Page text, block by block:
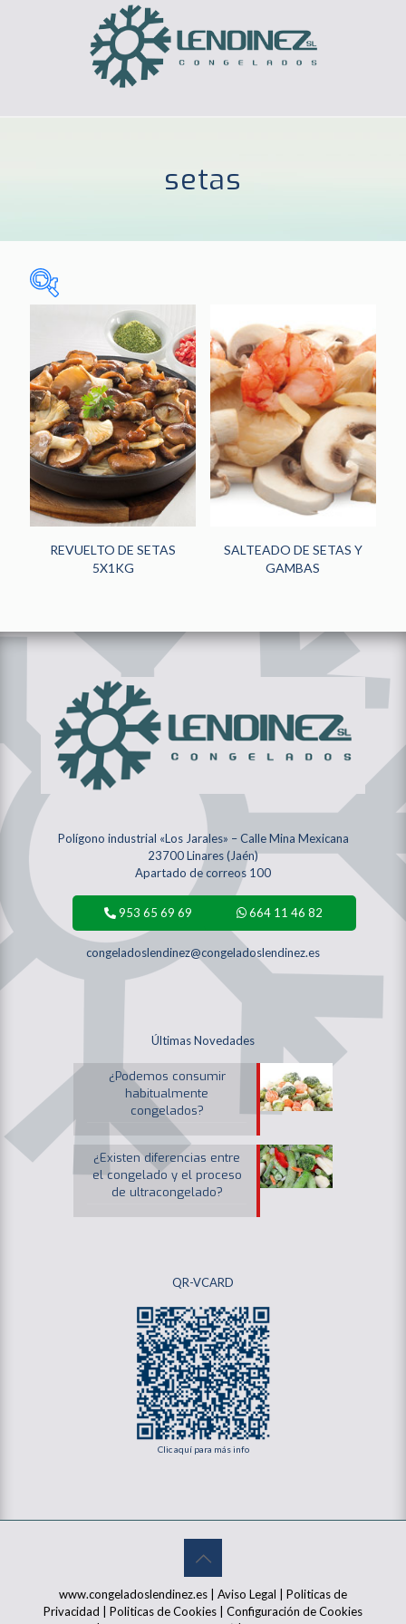
setas
Sin categorizar(0)
CELIACOS(3)
HOGAR(185)
HORECA(242)
PANADERÍA Y
PASTELERÍA(48)
NOVEDADES(13)
REVUELTO DE SETAS
5X1KG
SALTEADO DE SETAS Y
GAMBAS
Polígono industrial «Los Jarales» – Calle Mina Mexicana
23700 Linares (Jaén)
Apartado de correos 100
953 65 69 69 664 11 46 82
congeladoslendinez@congeladoslendinez.es
Últimas Novedades
¿Podemos consumir
habitualmente
congelados?
¿Existen diferencias entre
el congelado y el proceso
de ultracongelado?
QR-VCARD
Clic aquí para más info
www.congeladoslendinez.es | Aviso Legal
Politicas de
Privacidad
Politicas de Cookies
Configuración de Cookies